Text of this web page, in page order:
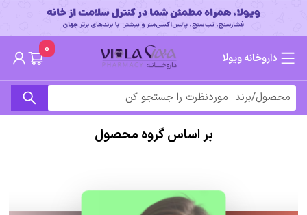
داروخانه ویولا
0
بر اساس گروه محصول